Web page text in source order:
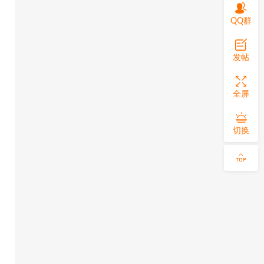
QQ群
发帖
全屏
切换